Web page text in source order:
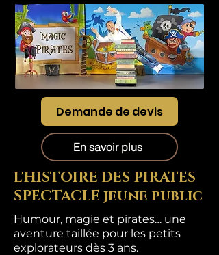
Demande de devis
En savoir plus
L'HISTOIRE DES PIRATES
SPECTACLE jeune public
Humour, magie et pirates… une
aventure taillée pour les petits
explorateurs dès 3 ans.